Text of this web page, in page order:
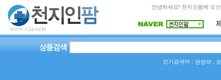
안녕하세요! 천지인팜에 오
인기검색어 : 관장약